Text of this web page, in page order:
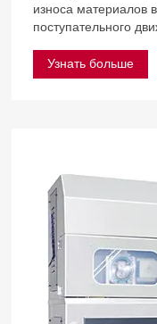
износа материалов
поступательного
Узнать больше